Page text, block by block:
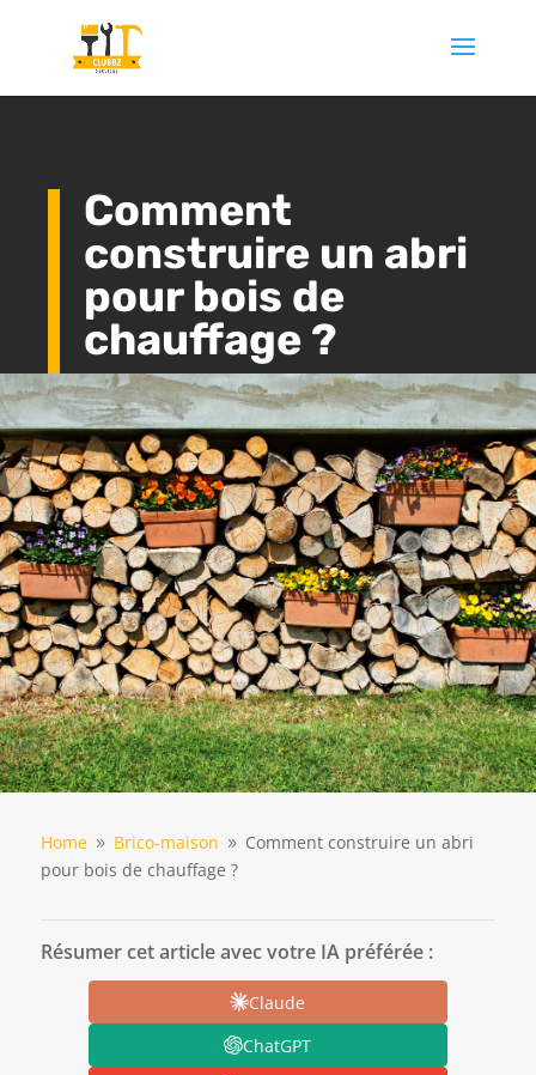
Comment
construire un abri
pour bois de
chauffage ?
Home 9 Brico-maison 9 Comment construire un abri
pour bois de chauffage ?
Résumer cet article avec votre IA préférée :
Claude
ChatGPT